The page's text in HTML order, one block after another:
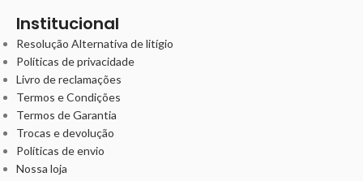
Institucional
Resolução Alternativa de litígio
Políticas de privacidade
Livro de reclamações
Termos e Condições
Termos de Garantia
Trocas e devolução
Políticas de envio
Nossa loja